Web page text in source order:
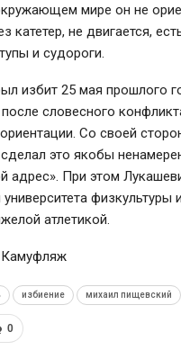
мире он не
катетер, не двигается,
и судороги.
избит 25 мая прошлого
словесного
Со своей
это якобы
адрес». При этом
физкультуры
атлетикой.
избиение михаил пищевский
0